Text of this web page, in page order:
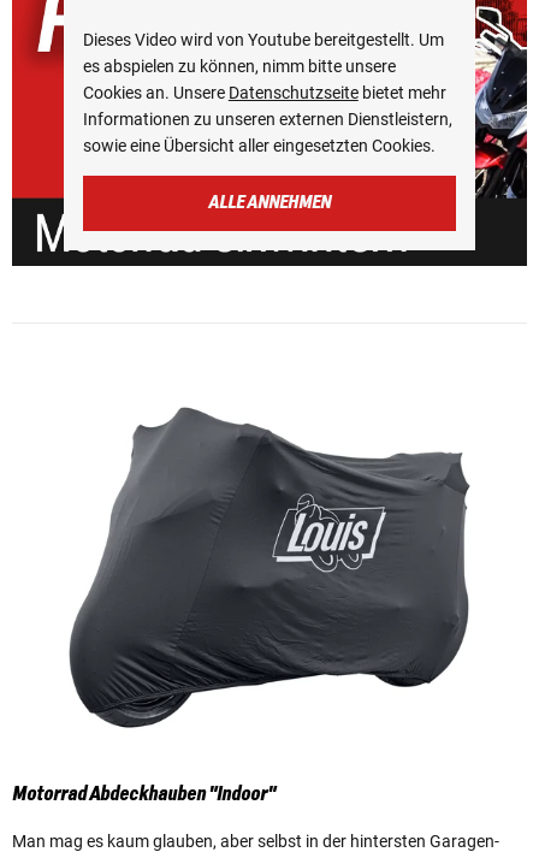
Dieses Video wird von Youtube bereitgestellt. Um
es abspielen zu können, nimm bitte unsere
Cookies an. Unsere Datenschutzseitebietet mehr
Informationen zu unseren externen Dienstleistern,
sowie eine Übersicht aller eingesetzten Cookies.
ALLE ANNEHMEN
Motorrad Abdeckhauben "Indoor"
Man mag es kaum glauben, aber selbst in der hintersten Garagen-